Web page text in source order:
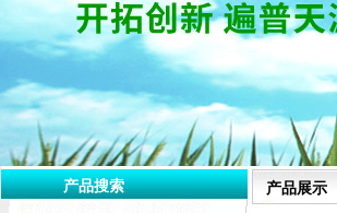
产品搜索 产品展示